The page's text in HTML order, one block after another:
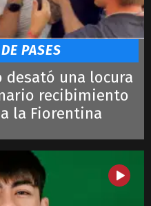
PASES
desató una locura
recibimiento
la Fiorentina